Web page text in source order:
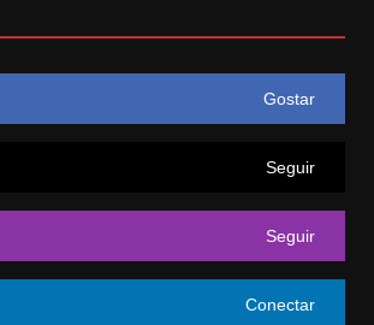
Gostar
Seguir
Seguir
Conectar